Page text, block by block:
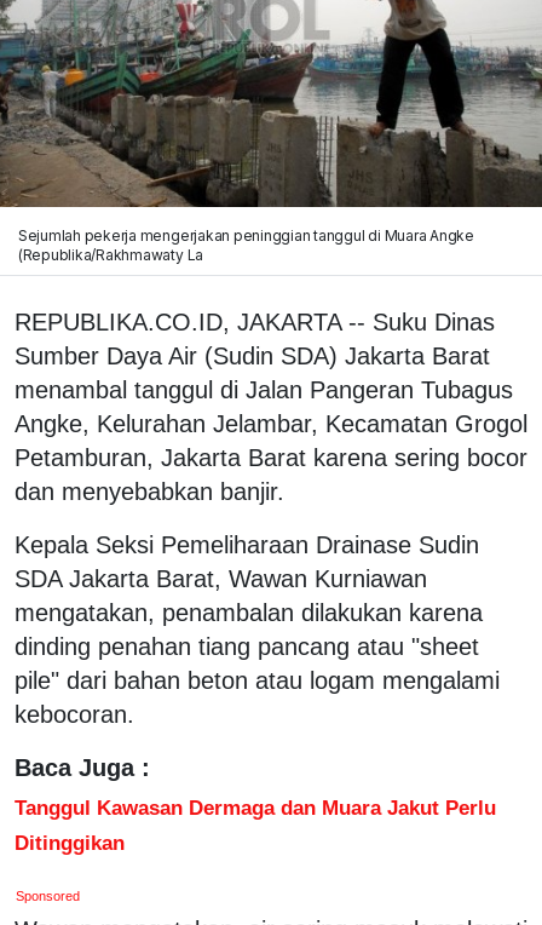
Sejumlah pekerja mengerjakan peninggian tanggul di Muara Angke
(Republika/Rakhmawaty La
REPUBLIKA.CO.ID, JAKARTA -- Suku Dinas
Sumber Daya Air (Sudin SDA) Jakarta Barat
menambal tanggul di Jalan Pangeran Tubagus
Angke, Kelurahan Jelambar, Kecamatan Grogol
Petamburan, Jakarta Barat karena sering bocor
dan menyebabkan banjir.
Kepala Seksi Pemeliharaan Drainase Sudin
SDA Jakarta Barat, Wawan Kurniawan
mengatakan, penambalan dilakukan karena
dinding penahan tiang pancang atau "sheet
pile" dari bahan beton atau logam mengalami
kebocoran.
Baca Juga :
Tanggul Kawasan Dermaga dan Muara Jakut Perlu
Ditinggikan
Sponsored